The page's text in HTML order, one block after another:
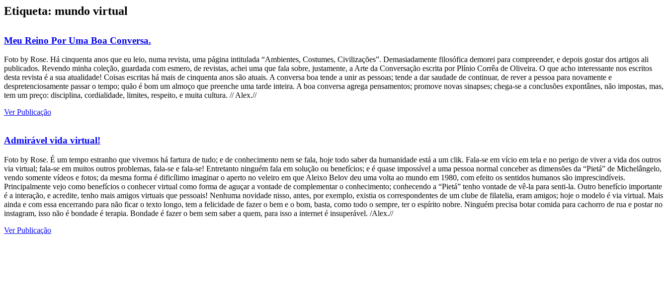
Etiqueta: mundo virtual
Meu Reino Por Uma Boa Conversa.
Foto by Rose. Há cinquenta anos que eu leio, numa revista, uma página intitulada “Ambientes, Costumes, Civilizações”. Demasiadamente filosófica demorei para compreender, e depois gostar dos artigos ali
publicados. Revendo minha coleção, guardada com esmero, de revistas, achei uma que fala sobre, justamente, a Arte da Conversação escrita por Plínio Corrêa de Oliveira. O que acho interessante nos escritos
desta revista é a sua atualidade! Coisas escritas há mais de cinquenta anos são atuais. A conversa boa tende a unir as pessoas; tende a dar saudade de continuar, de rever a pessoa para novamente e
despretenciosamente passar o tempo; quão é bom um almoço que preenche uma tarde inteira. A boa conversa agrega pensamentos; promove novas sinapses; chega-se a conclusões expontânes, não impostas, mas,
tem um preço: disciplina, cordialidade, limites, respeito, e muita cultura. // Alex.//
Ver Publicação
Admirável vida virtual!
Foto by Rose. É um tempo estranho que vivemos há fartura de tudo; e de conhecimento nem se fala, hoje todo saber da humanidade está a um clik. Fala-se em vício em tela e no perigo de viver a vida dos outros
via virtual; fala-se em muitos outros problemas, fala-se e fala-se! Entretanto ninguém fala em solução ou benefícios; e é quase impossível a uma pessoa normal conceber as dimensões da “Pietá” de Michelângelo,
vendo somente vídeos e fotos; da mesma forma é dificílimo imaginar o aperto no veleiro em que Aleixo Belov deu uma volta ao mundo em 1980, com efeito os sentidos humanos são imprescindíveis.
Principalmente vejo como benefícios o conhecer virtual como forma de aguçar a vontade de complementar o conhecimento; conhecendo a “Pietá” tenho vontade de vê-la para senti-la. Outro benefício importante
é a interação, e acredite, tenho mais amigos virtuais que pessoais! Nenhuma novidade nisso, antes, por exemplo, existia os correspondentes de um clube de filatelia, eram amigos; hoje o modelo é via virtual. Mais
ainda e com essa encerrando para não ficar o texto longo, tem a felicidade de fazer o bem e o bom, basta, como todo o sempre, ter o espírito nobre. Ninguém precisa botar comida para cachorro de rua e postar no
instagram, isso não é bondade é terapia. Bondade é fazer o bem sem saber a quem, para isso a internet é insuperável. /Alex.//
Ver Publicação